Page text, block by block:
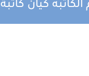
كيان كاتبة